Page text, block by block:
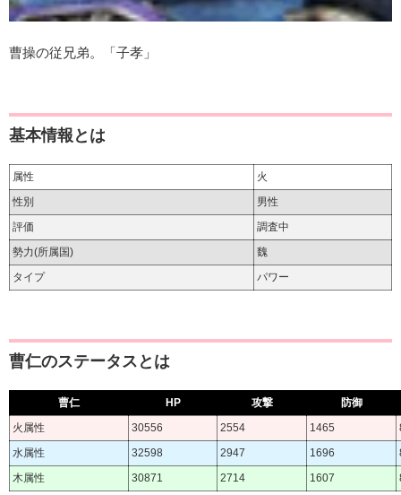
曹操の従兄弟。「子孝」
基本情報とは
属性
火
性別
男性
評価
調査中
勢力(所属国)
魏
タイプ
パワー
曹仁のステータスとは
曹仁 HP 攻撃
防御
火属性
30556 2554 1465
水属性
32598 2947 1696
木属性
30871 2714 1607